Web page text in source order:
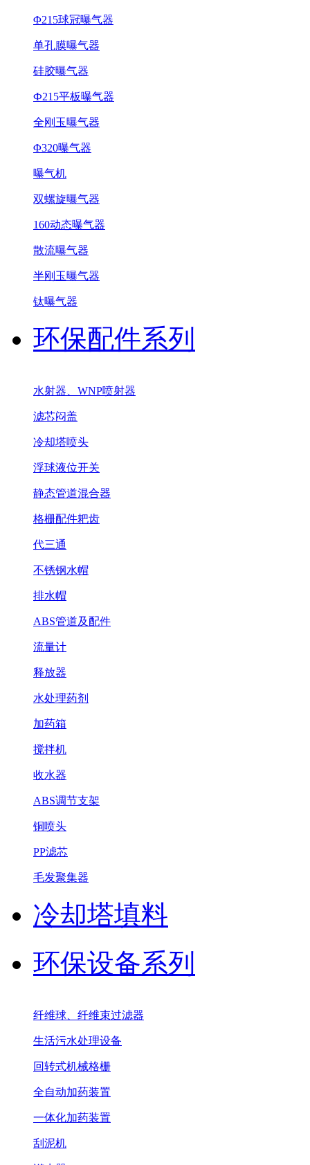
Φ215球冠曝气器
单孔膜曝气器
硅胶曝气器
Ф215平板曝气器
全刚玉曝气器
Φ320曝气器
曝气机
双螺旋曝气器
160动态曝气器
散流曝气器
半刚玉曝气器
钛曝气器
环保配件系列
水射器、WNP喷射器
滤芯闷盖
冷却塔喷头
浮球液位开关
静态管道混合器
格栅配件耙齿
代三通
不锈钢水帽
排水帽
ABS管道及配件
流量计
释放器
水处理药剂
加药箱
搅拌机
收水器
ABS调节支架
铜喷头
PP滤芯
毛发聚集器
冷却塔填料
环保设备系列
纤维球、纤维束过滤器
生活污水处理设备
回转式机械格栅
全自动加药装置
一体化加药装置
刮泥机